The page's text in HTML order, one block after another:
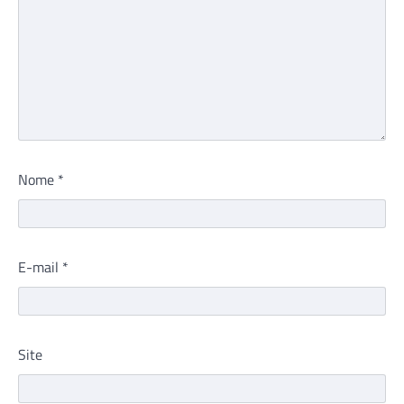
Nome *
E-mail *
Site